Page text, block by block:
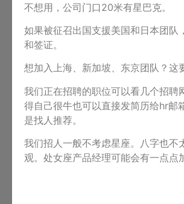
不想用，公司门口20米有星巴克。
如果被征召出国支援美国和日本团队
和签证。
想加入上海、新加坡、东京团队？这
我们正在招聘的职位可以看几个招聘
得自己很牛也可以直接发简历给hr邮
是找人推荐。
我们招人一般不考虑星座。八字也不
观。处女座产品经理可能会有一点点